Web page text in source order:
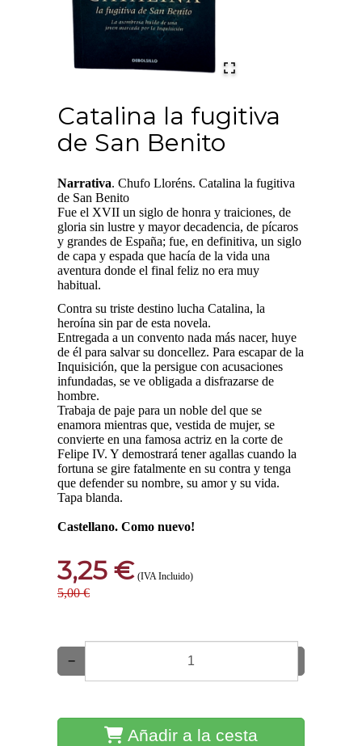
Catalina la fugitiva
de San Benito
Narrativa. Chufo Lloréns. Catalina la fugitiva
de San Benito
Fue el XVII un siglo de honra y traiciones, de
gloria sin lustre y mayor decadencia, de pícaros
y grandes de España; fue, en definitiva, un siglo
de capa y espada que hacía de la vida una
aventura donde el final feliz no era muy
habitual.
Contra su triste destino lucha Catalina, la
heroína sin par de esta novela.
Entregada a un convento nada más nacer, huye
de él para salvar su doncellez. Para escapar de la
Inquisición, que la persigue con acusaciones
infundadas, se ve obligada a disfrazarse de
hombre.
Trabaja de paje para un noble del que se
enamora mientras que, vestida de mujer, se
convierte en una famosa actriz en la corte de
Felipe IV. Y demostrará tener agallas cuando la
fortuna se gire fatalmente en su contra y tenga
que defender su nombre, su amor y su vida.
Tapa blanda.
Castellano. Como nuevo!
3,25 € (IVA Incluido)
5,00 €
−
Añadir a la cesta